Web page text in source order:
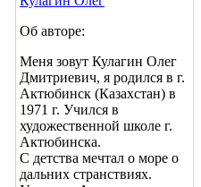
Об авторе:
Меня зовут Кулагин Олег
Дмитриевич, я родился в г.
Актюбинск (Казахстан) в
1971 г. Учился в
художественной школе г.
Актюбинска.
С детства мечтал о море о
дальних странствиях.